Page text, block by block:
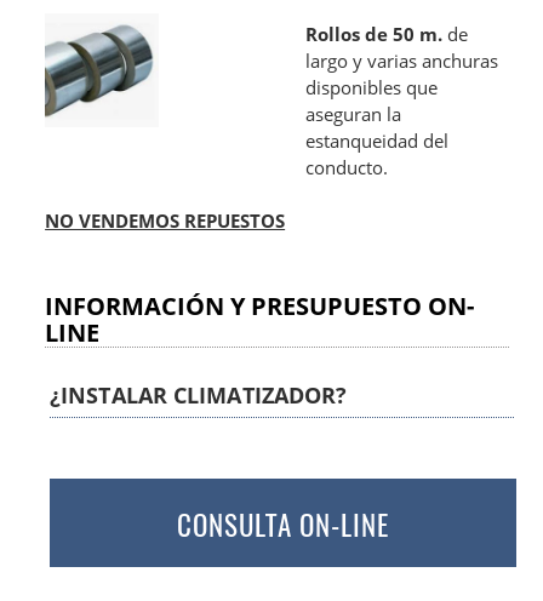
Rollos de 50 m.de
largo y varias anchuras
disponibles que
aseguran la
estanqueidad del
conducto.
NO VENDEMOS REPUESTOS
INFORMACIÓN Y PRESUPUESTO ON-
LINE
¿INSTALAR CLIMATIZADOR?
CONSULTA ON-LINE